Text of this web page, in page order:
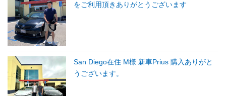
をご利用頂きありがとうございます
San Diego在住 M様 新車Prius 購入ありがと
うございます。